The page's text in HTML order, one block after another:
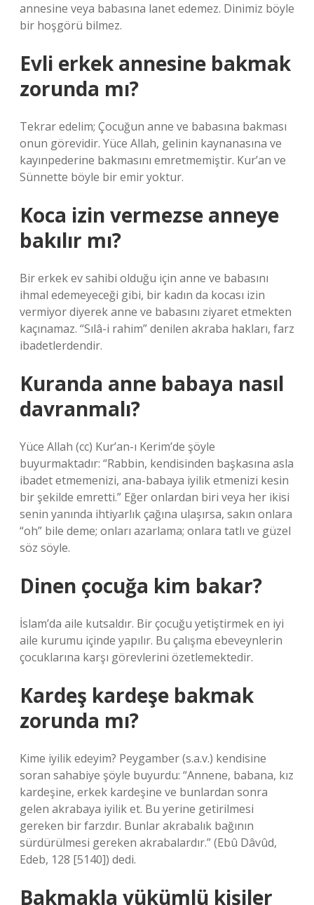
annesine veya babasına lanet edemez. Dinimiz böyle
bir hoşgörü bilmez.
Evli erkek annesine bakmak
zorunda mı?
Tekrar edelim; Çocuğun anne ve babasına bakması
onun görevidir. Yüce Allah, gelinin kaynanasına ve
kayınpederine bakmasını emretmemiştir. Kur’an ve
Sünnette böyle bir emir yoktur.
Koca izin vermezse anneye
bakılır mı?
Bir erkek ev sahibi olduğu için anne ve babasını
ihmal edemeyeceği gibi, bir kadın da kocası izin
vermiyor diyerek anne ve babasını ziyaret etmekten
kaçınamaz. “Sılâ-i rahim” denilen akraba hakları, farz
ibadetlerdendir.
Kuranda anne babaya nasıl
davranmalı?
Yüce Allah (cc) Kur’an-ı Kerim’de şöyle
buyurmaktadır: “Rabbin, kendisinden başkasına asla
ibadet etmemenizi, ana-babaya iyilik etmenizi kesin
bir şekilde emretti.” Eğer onlardan biri veya her ikisi
senin yanında ihtiyarlık çağına ulaşırsa, sakın onlara
“oh” bile deme; onları azarlama; onlara tatlı ve güzel
söz söyle.
Dinen çocuğa kim bakar?
İslam’da aile kutsaldır. Bir çocuğu yetiştirmek en iyi
aile kurumu içinde yapılır. Bu çalışma ebeveynlerin
çocuklarına karşı görevlerini özetlemektedir.
Kardeş kardeşe bakmak
zorunda mı?
Kime iyilik edeyim? Peygamber (s.a.v.) kendisine
soran sahabiye şöyle buyurdu: “Annene, babana, kız
kardeşine, erkek kardeşine ve bunlardan sonra
gelen akrabaya iyilik et. Bu yerine getirilmesi
gereken bir farzdır. Bunlar akrabalık bağının
sürdürülmesi gereken akrabalardır.” (Ebû Dâvûd,
Edeb, 128 [5140]) dedi.
Bakmakla yükümlü kişiler